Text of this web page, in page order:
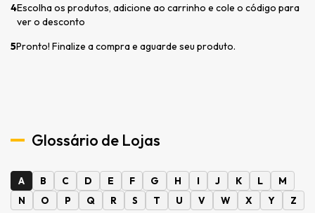
4Escolha os produtos, adicione ao carrinho e cole o código para
ver o desconto
5Pronto! Finalize a compra e aguarde seu produto.
Glossário de Lojas
A B C D E F G H I J K L
M
N
O P Q R S T U V W X Y Z